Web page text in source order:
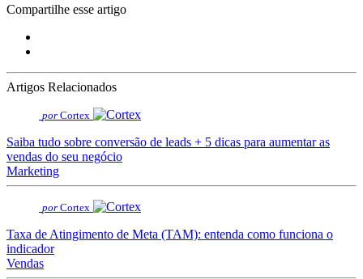
Compartilhe esse artigo
Artigos Relacionados
por Cortex
Saiba tudo sobre conversão de leads + 5 dicas para aumentar as
vendas do seu negócio
Marketing
por Cortex
Taxa de Atingimento de Meta (TAM): entenda como funciona o
indicador
Vendas